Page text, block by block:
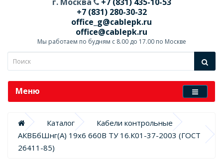
+7 (831) 280-30-32
office_g@cablepk.ru
office@cablepk.ru
Мы работаем по будням с 8.00 до 17.00 по Москве
Меню
Каталог
Кабели контрольные
АКВБбШнг(А) 19х6 660В ТУ 16.К01-37-2003 (ГОСТ
26411-85)